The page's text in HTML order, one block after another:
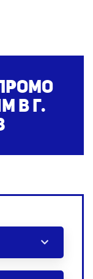
в г.